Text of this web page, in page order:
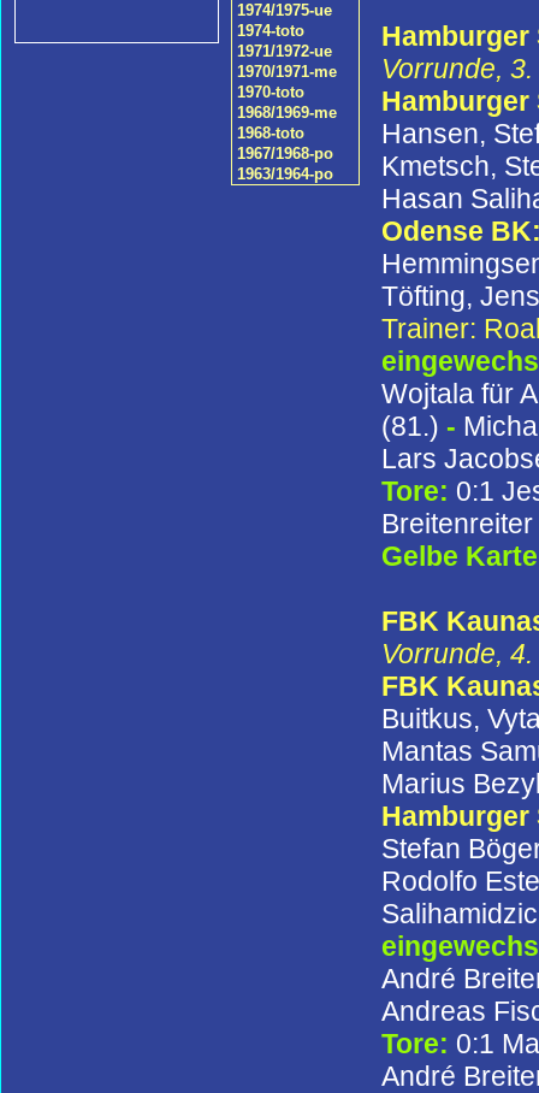
Hamburger
Vorrunde,
Hamburger
Hansen,
Kmetsch,
Hasan
Odense
Töfting,
Trainer:
Wojtala für
(81.) -
Lars
Tore: 0:1
Gelbe
FBK
Vorrunde,
FBK
Buitkus,
Mantas
Marius
Hamburger
Stefan
Rodolfo
André
Andreas
Tore: 0:1
André
1974/1975-ue
1974-toto
1971/1972-ue
1970/1971-me
1970-toto
1968/1969-me
1968-toto
1967/1968-po
1963/1964-po